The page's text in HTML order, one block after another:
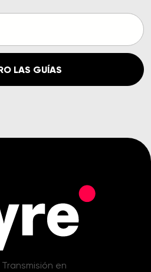
LAS GUÍAS
en